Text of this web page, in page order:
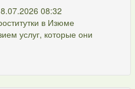
08:32
в Изюме
услуг, которые они